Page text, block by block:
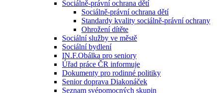
Sociálně-právní ochrana dětí
Sociálně-právní ochrana dětí
Standardy kvality sociálně-právní ochrany
Ohrožení dítěte
Sociální služby ve městě
Sociální bydlení
IN.F.Obálka pro seniory
Úřad práce ČR informuje
Dokumenty pro rodinné politiky
Senior doprava Diakonáček
Seznam svépomocných skupin